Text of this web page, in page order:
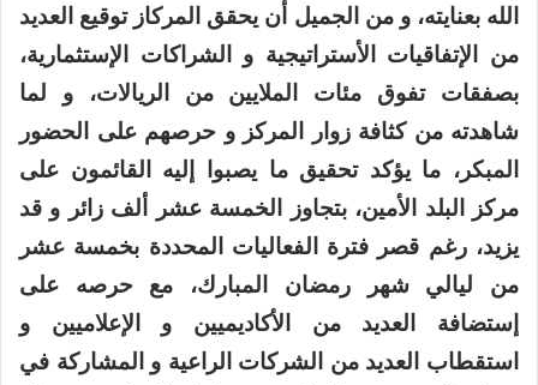
الله بعنايته، و من الجميل أن يحقق المركاز توقيع العديد
من الإتفاقيات الأستراتيجية و الشراكات الإستثمارية،
بصفقات تفوق مئات الملايين من الريالات، و لما
شاهدته من كثافة زوار المركز و حرصهم على الحضور
المبكر، ما يؤكد تحقيق ما يصبوا إليه القائمون على
مركز البلد الأمين، بتجاوز الخمسة عشر ألف زائر و قد
يزيد، رغم قصر فترة الفعاليات المحددة بخمسة عشر
من ليالي شهر رمضان المبارك، مع حرصه على
إستضافة العديد من الأكاديميين و الإعلاميين و
استقطاب العديد من الشركات الراعية و المشاركة في